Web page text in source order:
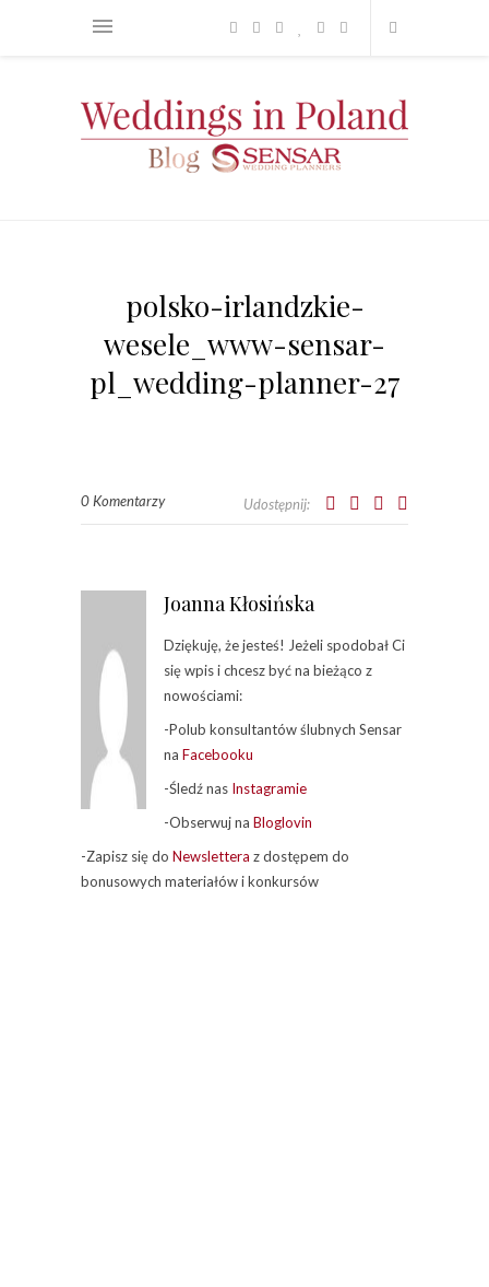
polsko-irlandzkie-
wesele_www-sensar-
pl_wedding-planner-27
0 Komentarzy Udostępnij:
Joanna Kłosińska
Dziękuję, że jesteś! Jeżeli spodobał Ci
się wpis i chcesz być na bieżąco z
nowościami:
-Polub konsultantów ślubnych Sensar
na Facebooku
-Śledź nas Instagramie
-Obserwuj na Bloglovin
-Zapisz się do Newslettera z dostępem do
bonusowych materiałów i konkursów